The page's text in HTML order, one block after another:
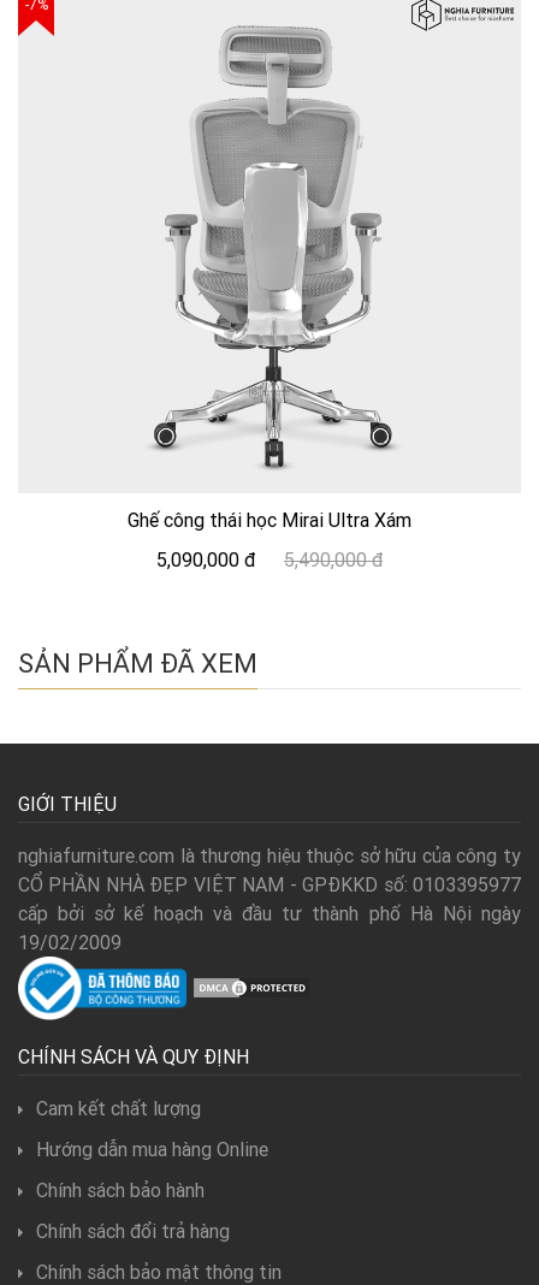
-7%
Ghế công thái học Mirai Ultra Xám
5,090,000 đ
5,490,000 đ
SẢN PHẨM ĐÃ XEM
GIỚI THIỆU
nghiafurniture.com là thương hiệu thuộc sở hữu của công ty
CỔ PHẦN NHÀ ĐẸP VIỆT NAM - GPĐKKD số: 0103395977
cấp bởi sở kế hoạch và đầu tư thành phố Hà Nội ngày
19/02/2009
CHÍNH SÁCH VÀ QUY ĐỊNH
Cam kết chất lượng
Hướng dẫn mua hàng Online
Chính sách bảo hành
Chính sách đổi trả hàng
Chính sách bảo mật thông tin